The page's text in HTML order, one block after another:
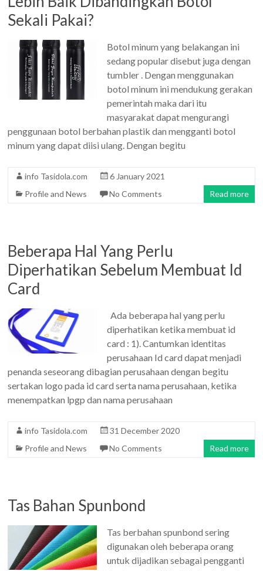
Sekali Pakai?
Botol minum yang belakangan ini
sedang popular disebut juga dengan
tumbler . Dengan menggunakan
botol minum ini mendukung gerakan
pemerintah maka dari itu
masyarakat dapat mengurangi
penggunaan botol berbahan plastik dan mengganti botol
minum yang dapat diisi ulang. Dengan begitu
info Tasidola.com
6 January 2021
Profile and News
No Comments Read more
Beberapa Hal Yang Perlu
Diperhatikan Sebelum Membuat Id
Card
Ada beberapa hal yang perlu
diperhatikan ketika membuat id
card : 1). Cantumkan identitas
perusahaan Id card dapat menjadi
penanda seseorang dibagian perusahaan dengan begitu
sertakan logo pada id card serta nama perusahaan, ketika
menempatkan lpgp dan nama perusahaan
info Tasidola.com
31 December 2020
Profile and News
No Comments Read more
Tas Bahan Spunbond
Tas berbahan spunbond sering
digunakan oleh beberapa orang
untuk dijadikan sebagai pengganti